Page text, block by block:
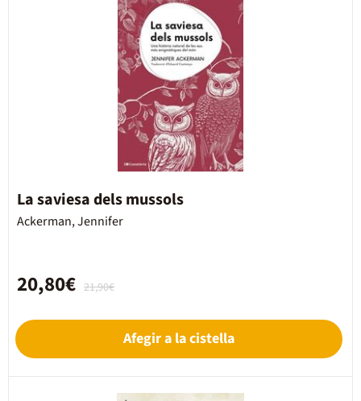
La saviesa dels mussols
Ackerman, Jennifer
21,90€
20,80€
Afegir a la cistella